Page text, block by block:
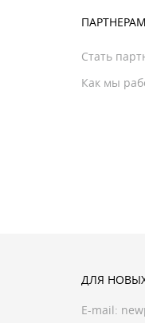
ПАРТНЕРАМ
Стать
Как мы
ДЛЯ
E-mail: